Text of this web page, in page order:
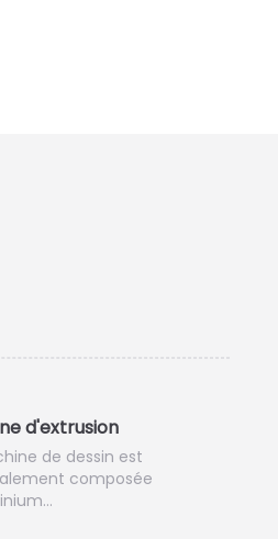
d'extrusion
de dessin est
composée